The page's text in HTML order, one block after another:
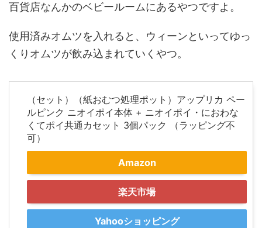
百貨店なんかのベビールームにあるやつですよ。
使用済みオムツを入れると、ウィーンといってゆっ
くりオムツが飲み込まれていくやつ。
（セット）（紙おむつ処理ポット）アップリカ ペー
ルピンク ニオイポイ本体 + ニオイポイ・におわな
くてポイ共通カセット 3個パック （ラッピング不
可）
Amazon
楽天市場
Yahooショッピング